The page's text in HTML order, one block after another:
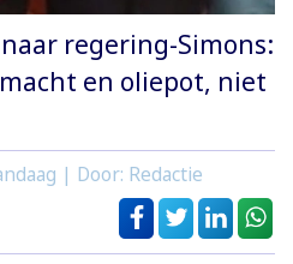
regering-Simons:
en oliepot, niet
| Door: Redactie